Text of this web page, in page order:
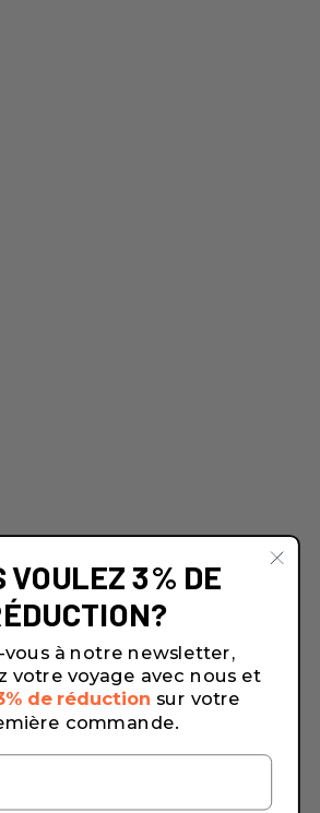
VOULEZ 3% DE
vous à notre newsletter,
votre voyage avec nous et
de réduction sur votre
commande.